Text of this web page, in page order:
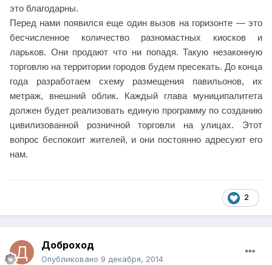
это благодарны.
Перед нами появился еще один вызов на горизонте — это
бесчисленное количество разномастных киосков и
ларьков. Они продают что ни попадя. Такую незаконную
торговлю на территории городов будем пресекать. До конца
года разработаем схему размещения павильонов, их
метраж, внешний облик. Каждый глава муниципалитета
должен будет реализовать единую программу по созданию
цивилизованной розничной торговли на улицах. Этот
вопрос беспокоит жителей, и они постоянно адресуют его
нам.
2
Доброход
Опубликовано 9 декабря, 2014